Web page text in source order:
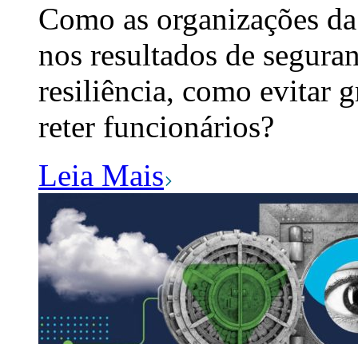
Como as organizações
nos resultados de
resiliência, como evitar
reter funcionários?
Leia Mais